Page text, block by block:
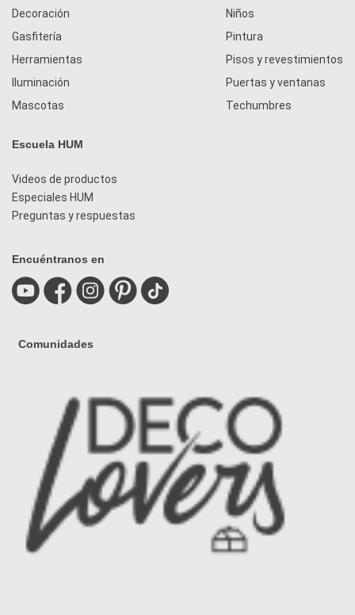
Decoración
Gasfitería
Herramientas
Iluminación
Mascotas
Niños
Pintura
Pisos y revestimientos
Puertas y ventanas
Techumbres
Escuela HUM
Videos de productos
Especiales HUM
Preguntas y respuestas
Encuéntranos en
Comunidades